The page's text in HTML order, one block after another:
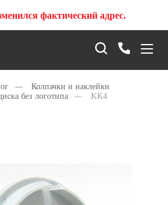
фактический адрес.
—
Колпачки и наклейки
без логотипа — KK4